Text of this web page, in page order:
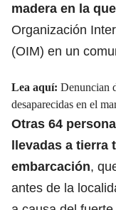
madera en la
Organización
(OIM) en un
Lea aquí: Denuncian
desaparecidas en el
Otras 64
llevadas a tierra
embarcación,
antes de la